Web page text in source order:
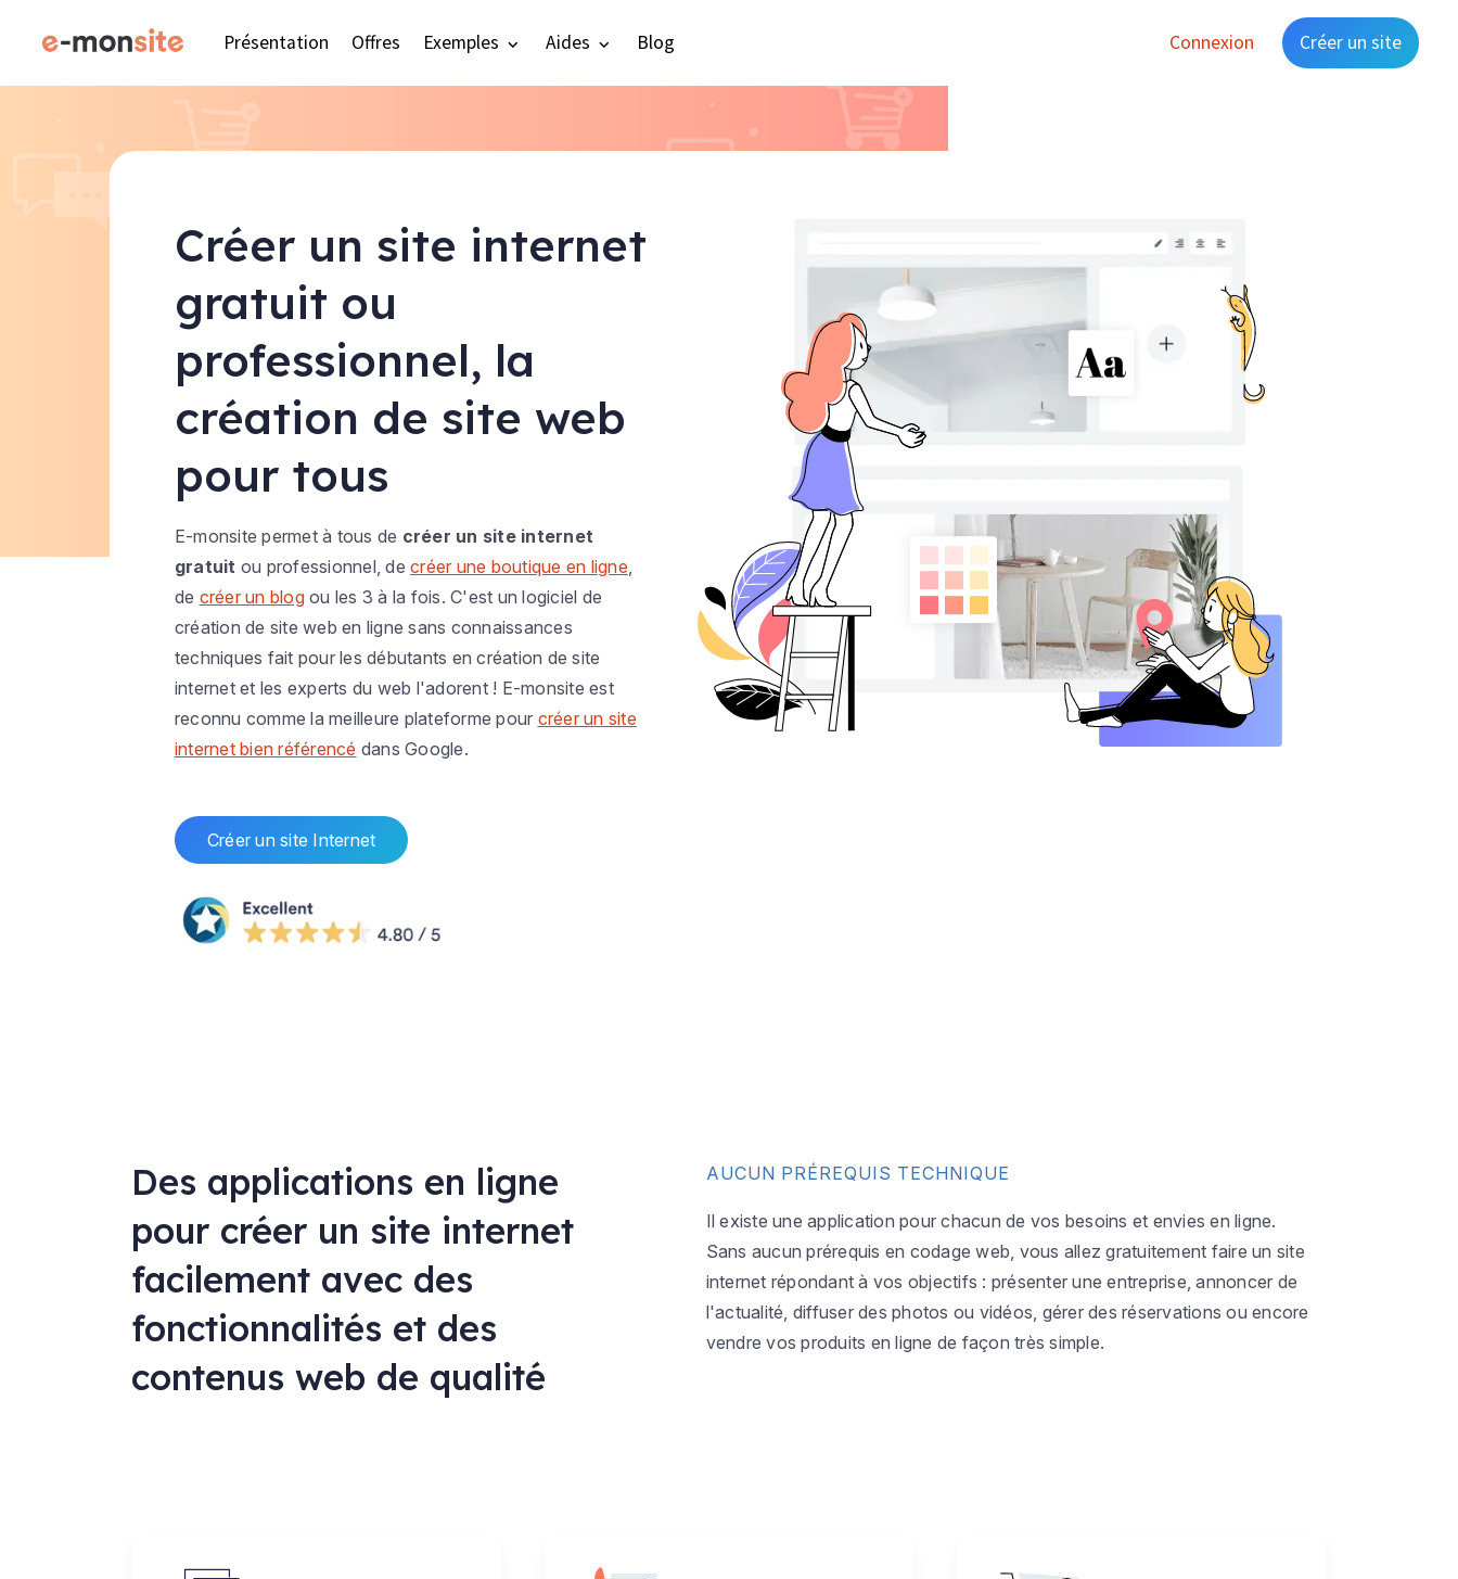
Présentation Offres Exemples Aides Blog Connexion Créer un site
Créer un site internet
gratuit ou
professionnel, la
création de site web
pour tous
E-monsite permet à tous de créer un site internet
gratuit ou professionnel, decréer une boutique en ligne,
de créer un blogou les 3 à la fois. C'est un logiciel de
création de site web en ligne sans connaissances
techniques fait pour les débutants en création de site
internet et les experts du web l'adorent ! E-monsite est
reconnu comme la meilleure plateforme pour créer un site
internet bien référencé dans Google.
Créer un site Internet
Des applications en ligne
pour créer un site internet
facilement avec des
fonctionnalités et des
contenus web de qualité
AUCUN PRÉREQUIS TECHNIQUE
Il existe une application pour chacun de vos besoins et envies en ligne.
Sans aucun prérequis en codage web, vous allez gratuitement faire un site
internet répondant à vos objectifs : présenter une entreprise, annoncer de
l'actualité, diffuser des photos ou vidéos, gérer des réservations ou encore
vendre vos produits en ligne de façon très simple.